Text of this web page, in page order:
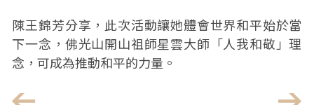
陳王錦芳分享，此次活動讓她體會世界和平始於當
下一念，佛光山開山祖師星雲大師「人我和敬」理
念，可成為推動和平的力量。